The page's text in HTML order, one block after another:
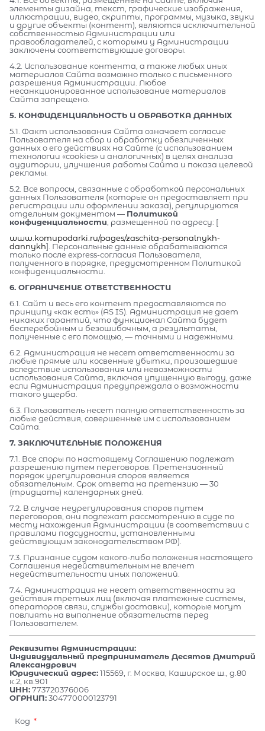
элементы дизайна, текст, графические изображения,
иллюстрации, видео, скрипты, программы, музыка, звуки
и другие объекты (контент), являются исключительной
собственностью Администрации или
правообладателей, с которыми у Администрации
заключены соответствующие договоры.
4.2. Использование контента, а также любых иных
материалов Сайта возможно только с письменного
разрешения Администрации. Любое
несанкционированное использование материалов
Сайта запрещено.
5. КОНФИДЕНЦИАЛЬНОСТЬ И ОБРАБОТКА ДАННЫХ
5.1. Факт использования Сайта означает согласие
Пользователя на сбор и обработку обезличенных
данных о его действиях на Сайте (с использованием
технологии «cookies» и аналогичных) в целях анализа
аудитории, улучшения работы Сайта и показа целевой
рекламы.
5.2. Все вопросы, связанные с обработкой персональных
данных Пользователя (которые он предоставляет при
регистрации или оформлении заказа), регулируются
отдельным документом — Политикой
конфиденциальности , размещенной по адресу: [
www.komupodarki.ru/pages/zaschita-personalnykh-
dannykh]. Персональные данные обрабатываются
только после express-согласия Пользователя,
полученного в порядке, предусмотренном Политикой
конфиденциальности.
6. ОГРАНИЧЕНИЕ ОТВЕТСТВЕННОСТИ
6.1. Сайт и весь его контент предоставляются по
принципу «как есть» (AS IS). Администрация не дает
никаких гарантий, что функционал Сайта будет
бесперебойным и безошибочным, а результаты,
полученные с его помощью, — точными и надежными.
6.2. Администрация не несет ответственности за
любые прямые или косвенные убытки, произошедшие
вследствие использования или невозможности
использования Сайта, включая упущенную выгоду, даже
если Администрация предупреждала о возможности
такого ущерба.
6.3. Пользователь несет полную ответственность за
любые действия, совершенные им с использованием
Сайта.
7. ЗАКЛЮЧИТЕЛЬНЫЕ ПОЛОЖЕНИЯ
7.1. Все споры по настоящему Соглашению подлежат
разрешению путем переговоров. Претензионный
порядок урегулирования споров является
обязательным. Срок ответа на претензию — 30
(тридцать) календарных дней.
7.2. В случае неурегулирования споров путем
переговоров, они подлежат рассмотрению в суде по
месту нахождения Администрации (в соответствии с
правилами подсудности, установленными
действующим законодательством РФ).
7.3. Признание судом какого-либо положения настоящего
Соглашения недействительным не влечет
недействительности иных положений.
7.4. Администрация не несет ответственности за
действия третьих лиц (включая платежные системы,
операторов связи, службы доставки), которые могут
повлиять на выполнение обязательств перед
Пользователем.
Реквизиты Администрации:
Индивидуальный предприниматель Десятов Дмитрий
Александрович
Юридический адрес:115569, г. Москва, Каширское ш., д.80
к.2, кв.901
ИНН:773720376006
ОГРНИП:304770000123791
Код